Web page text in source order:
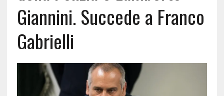
Giannini. Succede a Franco
Gabrielli